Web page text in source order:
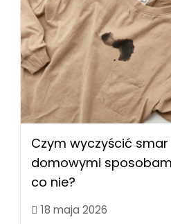
Czym wyczyścić
domowymi
co nie?
18 maja 2026